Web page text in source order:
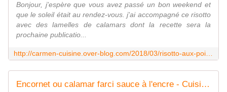
Bonjour, j'espère que vous avez passé un bon weekend et
que le soleil était au rendez-vous. j'ai accompagné ce risotto
avec des lamelles de calamars dont la recette sera la
prochaine publicatio...
Encornet ou calamar farci sauce à l'encre - Cuisine gourmande de Carmencita